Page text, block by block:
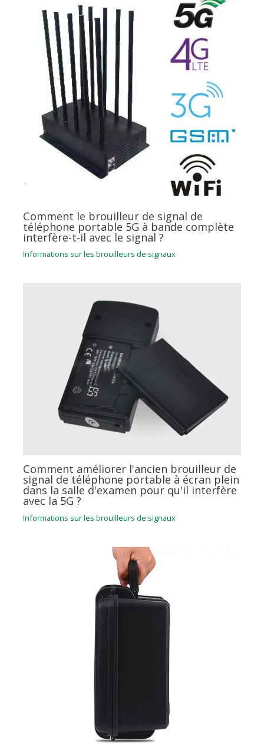
Comment le brouilleur de signal de
téléphone portable 5G à bande complète
interfère-t-il avec le signal ?
Informations sur les brouilleurs de signaux
Comment améliorer l'ancien brouilleur de
signal de téléphone portable à écran plein
dans la salle d'examen pour qu'il interfère
avec la 5G ?
Informations sur les brouilleurs de signaux